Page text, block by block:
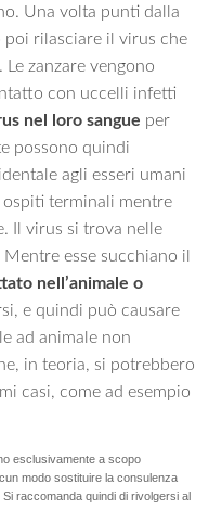
Una volta punti dalla
poi rilasciare il virus che
zanzare vengono
con uccelli infetti
nel loro sangue per
possono quindi
agli esseri umani
terminali mentre
Il virus si trova nelle
esse succhiano il
nell’animale o
e quindi può causare
ad animale non
in teoria, si potrebbero
casi, come ad esempio
esclusivamente a scopo
modo sostituire la consulenza
raccomanda quindi di rivolgersi al